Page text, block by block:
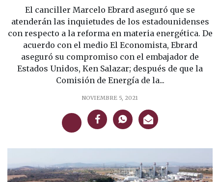
El canciller Marcelo Ebrard aseguró que se
atenderán las inquietudes de los estadounidenses
con respecto a la reforma en materia energética. De
acuerdo con el medio El Economista, Ebrard
aseguró su compromiso con el embajador de
Estados Unidos, Ken Salazar; después de que la
Comisión de Energía de la...
NOVIEMBRE 5, 2021